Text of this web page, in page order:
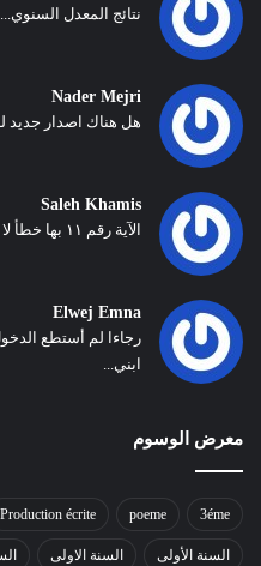
نتائج المعدل السنوي...
Nader Mejri
هل هناك اصدار جديد
Saleh Khamis
الآية رقم ١١ بها خطأ لا تَسْمَعُ فِيها لاغِيَةً لقد ضمت التا...
Elwej Emna
رجاءا لم أستطع
ابني...
معرض الوسوم
3éme
poeme
Production écrite
السنة الأولى السنة الاولى